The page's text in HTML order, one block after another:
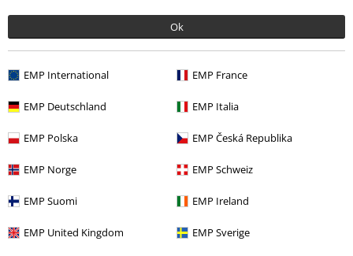
Ok
EMP International EMP France
EMP Deutschland EMP Italia
EMP Polska EMP Česká Republika
EMP Norge EMP Schweiz
EMP Suomi EMP Ireland
EMP United Kingdom EMP Sverige
Zahlungsarten
Angebote für dich
Magazin
Gewinnspiele
EMP Gutscheine bestellen
EMP Backstage Club